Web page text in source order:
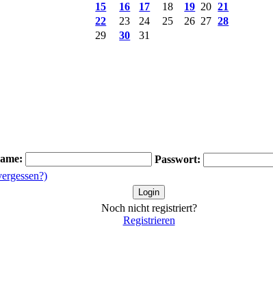
15
16 17 18 19 20 21
22
23 24 25 26 27 28
29
30 31
Passwort:
Noch nicht registriert?
Registrieren